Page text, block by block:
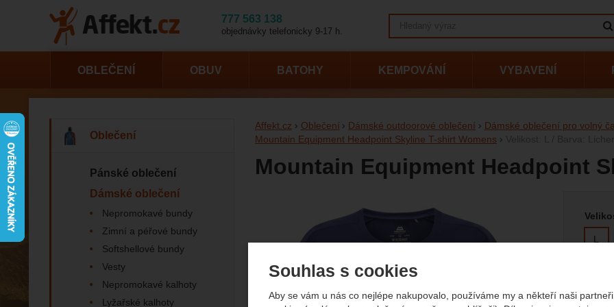
Souhlas s cookies
Aby se vám u nás co nejlépe nakupovalo, používáme my a někteří naši
Affekt.cz Oblečení Dámské outdoorové oblečení
Dámské oblečení pro volný
Mountain Equipment Headpoint Skyline T-shirt Womens
Mountain Equipment Headpoint
Fotografie
L
OBLEČENÍ OBUV BATOHY KEMPOVÁNÍ VYBAVENÍ
Oblečení
Pánské oblečení
Dámské oblečení
Nepromokavé bundy
Zimní a péřové bundy
Softshellové bundy
Vesty
Nepromokavé kalhoty
Lyžařské kalhoty
777 563 138
objednávky telefonicky 9-17 h.